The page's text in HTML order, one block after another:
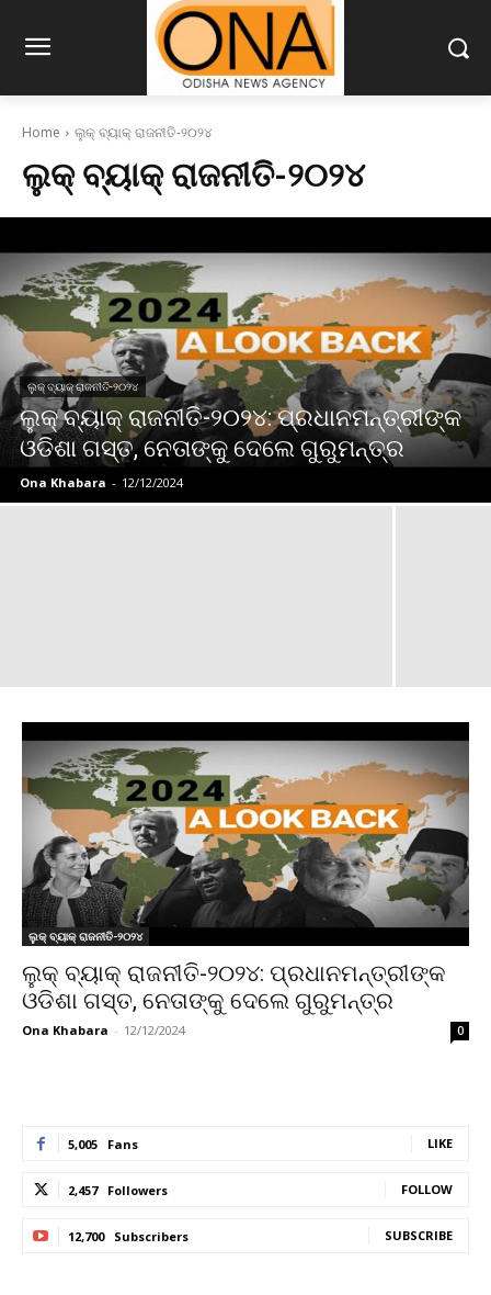
Home ଲୁକ୍ ବ୍ୟାକ୍ ରାଜନୀତି-୨୦୨୪
ଲୁକ୍ ବ୍ୟାକ୍ ରାଜନୀତି-୨୦୨୪
ଲୁକ୍ ବ୍ୟାକ୍ ରାଜନୀତି-୨୦୨୪
ଲୁକ୍ ବ୍ୟାକ୍ ରାଜନୀତି-୨୦୨୪: ପ୍ରଧାନମନ୍ତ୍ରୀଙ୍କ
ଓଡିଶା ଗସ୍ତ, ନେତାଙ୍କୁ ଦେଲେ ଗୁରୁମନ୍ତ୍ର
Ona Khabara - 12/12/2024
ଲୁକ୍ ବ୍ୟାକ୍ ରାଜନୀତି-୨୦୨୪
ଲୁକ୍ ବ୍ୟାକ୍ ରାଜନୀତି-୨୦୨୪: ପ୍ରଧାନମନ୍ତ୍ରୀଙ୍କ
ଓଡିଶା ଗସ୍ତ, ନେତାଙ୍କୁ ଦେଲେ ଗୁରୁମନ୍ତ୍ର
Ona Khabara - 12/12/2024 0
5,005 Fans LIKE
2,457 Followers FOLLOW
12,700 Subscribers SUBSCRIBE